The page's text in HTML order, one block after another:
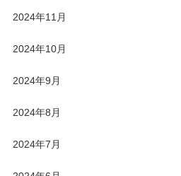
2024年11月
2024年10月
2024年9月
2024年8月
2024年7月